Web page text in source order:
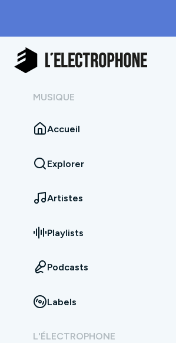
MUSIQUE
Accueil
Explorer
Artistes
Playlists
Podcasts
Labels
L'ÉLECTROPHONE